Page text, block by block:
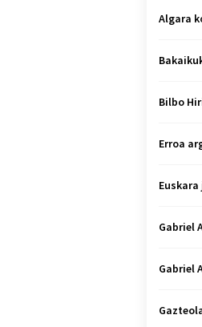
Algara
Bilbo
Erroa
Euskara
Gabriel
Gabriel